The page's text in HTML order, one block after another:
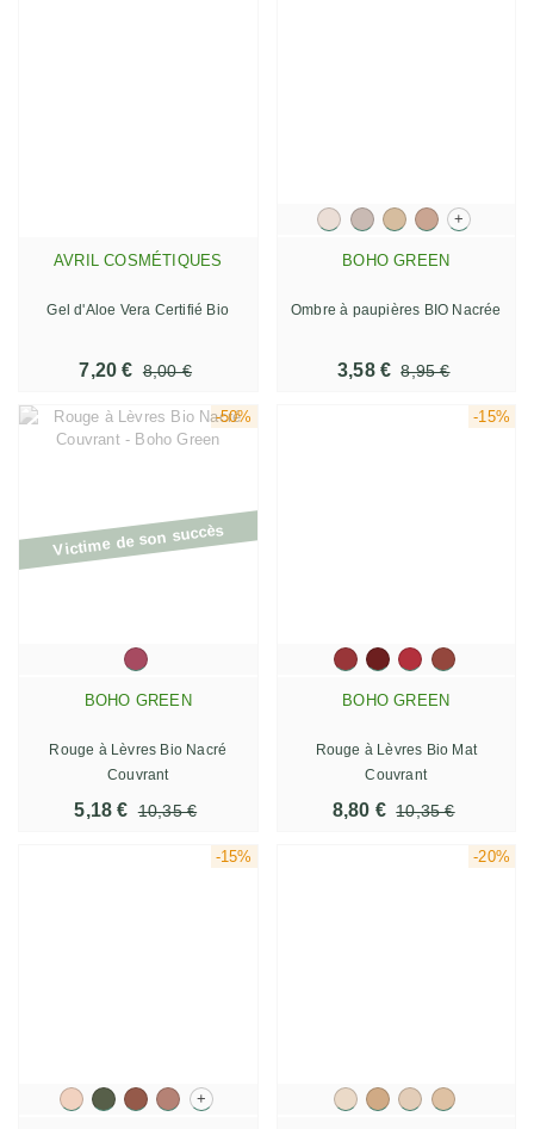
AVRIL COSMÉTIQUES
Gel d'Aloe Vera Certifié Bio
7,20 € 8,00 €
+
BOHO GREEN
Ombre à paupières BIO Nacrée
3,58 € 8,95 €
-50%
Victime de son succès
BOHO GREEN
Rouge à Lèvres Bio Nacré
Couvrant
5,18 € 10,35 €
-15%
BOHO GREEN
Rouge à Lèvres Bio Mat
Couvrant
8,80 € 10,35 €
-15%
+
-20%